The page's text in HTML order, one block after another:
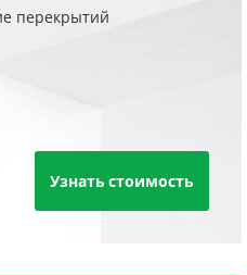
перекрытий
Узнать стоимость